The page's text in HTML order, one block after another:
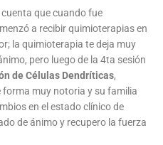
que cuando fue
a recibir quimioterapias en
la quimioterapia te deja muy
pero luego de la 4ta sesión
de Células Dendríticas,
muy notoria y su familia
en el estado clínico de
de ánimo y recupero la fuerza